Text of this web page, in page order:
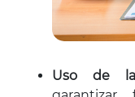
Uso de